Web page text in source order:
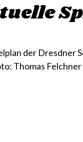
der Dresdner
Thomas Felchner